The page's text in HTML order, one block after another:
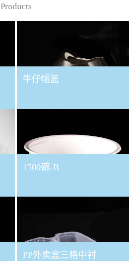
Products
牛仔帽盖
1500碗-B
PP外卖盒三格中衬